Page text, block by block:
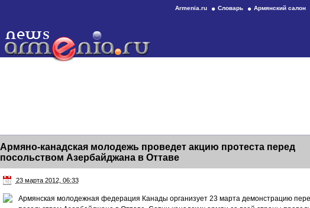
Armenia.ru Словарь Армянский салон
Армяно-канадская молодежь проведет акцию протеста перед
посольством Азербайджана в Оттаве
23 марта 2012, 06:33
Армянская молодежная федерация Канады организует 23 марта демонстрацию